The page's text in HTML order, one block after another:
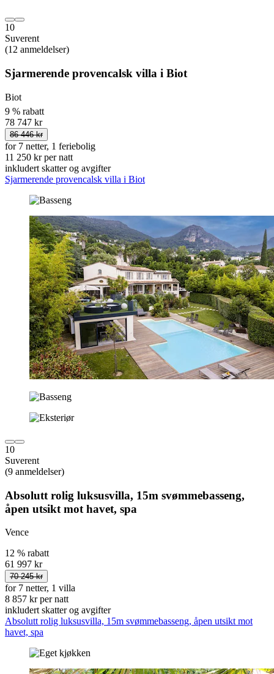
10
Suverent
(12 anmeldelser)
Sjarmerende provencalsk villa i Biot
Biot
9 % rabatt
78 747 kr
86 446 kr
for 7 netter, 1 feriebolig
11 250 kr per natt
inkludert skatter og avgifter
Sjarmerende provencalsk villa i Biot
10
Suverent
(9 anmeldelser)
Absolutt rolig luksusvilla, 15m svømmebasseng,
åpen utsikt mot havet, spa
Vence
12 % rabatt
61 997 kr
70 245 kr
for 7 netter, 1 villa
8 857 kr per natt
inkludert skatter og avgifter
Absolutt rolig luksusvilla, 15m svømmebasseng, åpen utsikt mot
havet, spa